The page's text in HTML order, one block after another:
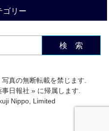
ゴリー
検 索
真の無断転載を禁じます.
日報社 » に帰属します.
Nippo, Limited